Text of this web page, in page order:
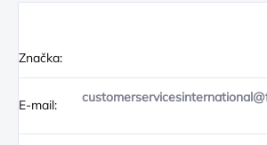
Značka:
E-mail: